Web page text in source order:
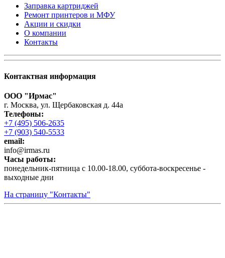
Заправка картриджей
Ремонт принтеров и МФУ
Акции и скидки
О компании
Контакты
Контактная информация
ООО "Ирмас"
г. Москва, ул. Щербаковская д. 44а
Телефоны:
+7 (495) 506-2635
+7 (903) 540-5533
email:
infо@irmas.ru
Часы работы:
понедельник-пятница с 10.00-18.00, суббота-воскресенье -
выходные дни
На страницу "Контакты"